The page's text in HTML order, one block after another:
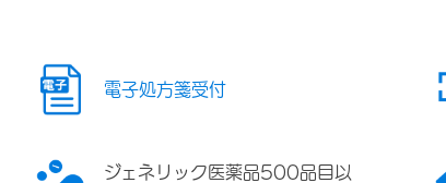
電子処方箋受付
ジェネリック医薬品500品目以